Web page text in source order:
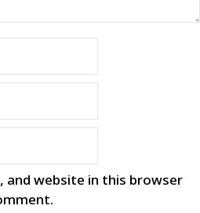
and website in this browser